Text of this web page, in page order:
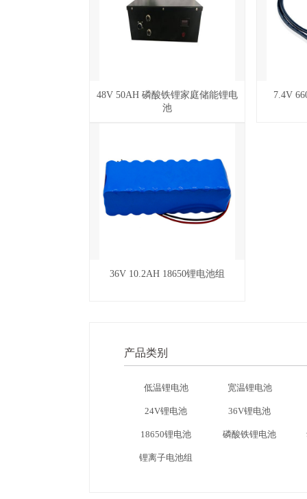
48V 50AH 磷酸铁锂家庭储能锂电
池
7.4V
36V 10.2AH 18650锂电池组
产品类别
低温锂电池 宽温锂电池
24V锂电池 36V锂电池
18650锂电池 磷酸铁锂电池
锂离子电池组